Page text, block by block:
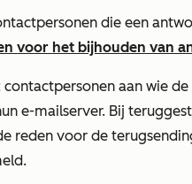
die een
voor het bijhouden van
contactpersonen aan wie
e-mailserver. Bij
reden voor de